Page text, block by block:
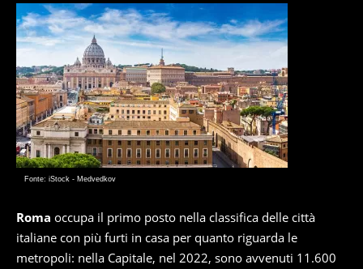
Fonte: iStock - Medvedkov
Roma occupa il primo posto nella classifica delle città
italiane con più furti in casa per quanto riguarda le
metropoli: nella Capitale, nel 2022, sono avvenuti 11.600